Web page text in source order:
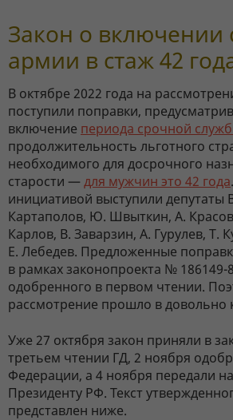
Закон о включении
армии в стаж 42
В октябре 2022 года на
поступили поправки,
включение периода срочной
продолжительность льготного
необходимого для досрочного
старости —для мужчин это 42 года
инициативой выступили депутаты
Картаполов, Ю. Швыткин, А.
Карлов, В. Заварзин, А. Гурулев, Т.
Е. Лебедев. Предложенные
в рамках законопроекта № 186149-
одобренного в первом чтении.
рассмотрение прошло в довольно
Уже 27 октября закон приняли в
третьем чтении ГД, 2 ноября
Федерации, а 4 ноября передали
Президенту РФ. Текст
представлен ниже.